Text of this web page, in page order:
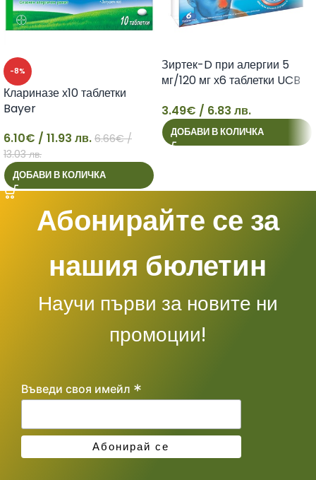
-8%
6
Клариназе х10 таблетки
Bayer
6.10€ / 11.93 лв. 6.66€/
13.03 лв.
ДОБАВИ В КОЛИЧКА
3
Зиртек-D при алергии 5
мг/120 мг х6 таблетки UCB
3.49€ / 6.83 лв.
ДОБАВИ В КОЛИЧКА
Абонирайте се за
нашия бюлетин
Научи първи за новите ни
промоции!
Въведи своя имейл *